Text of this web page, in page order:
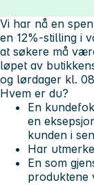
Vi har nå en
en 12%-stilling i
at søkere må
løpet av
og lørdager kl.
Hvem er du?
En
en
kunden i
Har
En som
produktene